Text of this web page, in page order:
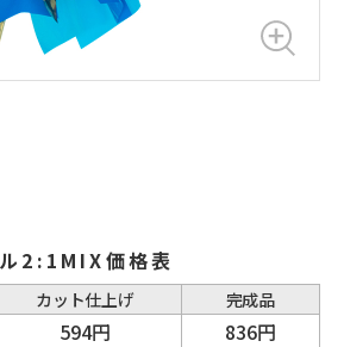
2:1MIX価格表
カット仕上げ
完成品
594円 836円